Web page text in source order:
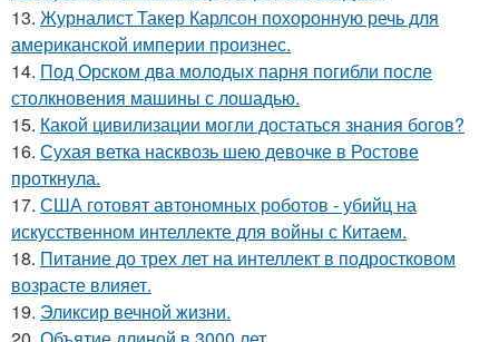
13. Журналист Такер Карлсон похоронную речь для
американской империи произнес.
14. Под Орском два молодых парня погибли после
столкновения машины с лошадью.
15. Какой цивилизации могли достаться знания богов?
16. Сухая ветка насквозь шею девочке в Ростове
проткнула.
17. США готовят автономных роботов - убийц на
искусственном интеллекте для войны с Китаем.
18. Питание до трех лет на интеллект в подростковом
возрасте влияет.
19. Эликсир вечной жизни.